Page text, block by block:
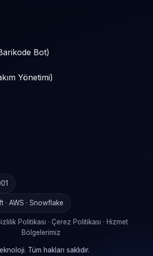
Bot)
Yönetimi)
AWS · Snowflake
Politikası · Çerez Politikası · Hizmet
Bölgelerimiz
Tüm hakları saklıdır.